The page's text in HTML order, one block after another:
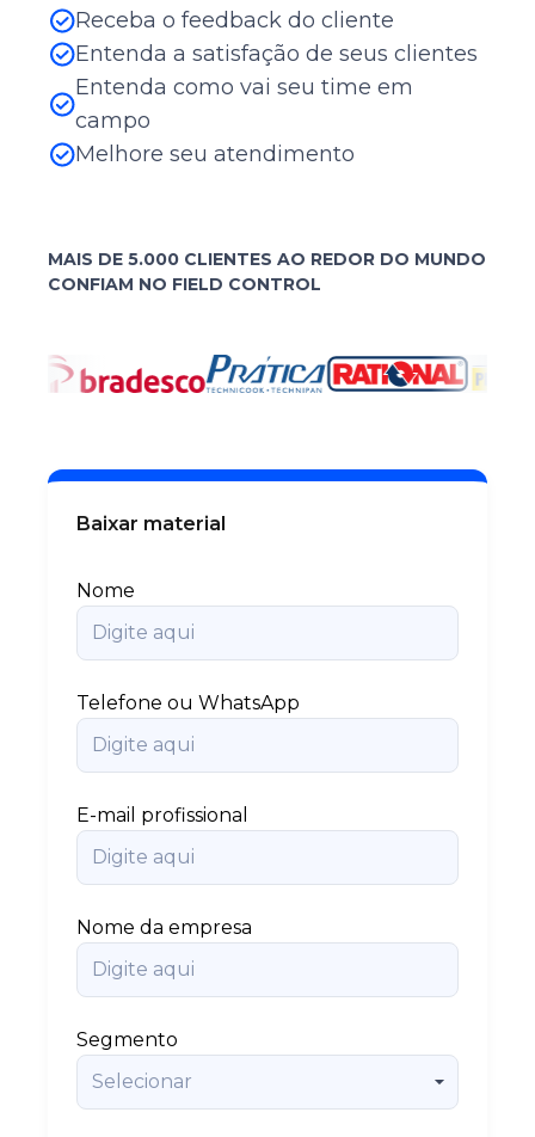
Automação Residencial e Industrial
Receba o feedback do cliente
Entenda a satisfação de seus clientes
Entenda como vai seu time em
campo
Melhore seu atendimento
MAIS DE 5.000 CLIENTES AO REDOR DO MUNDO
CONFIAM NO FIELD CONTROL
Baixar material
Nome
Telefone ou WhatsApp
E-mail profissional
Nome da empresa
Segmento